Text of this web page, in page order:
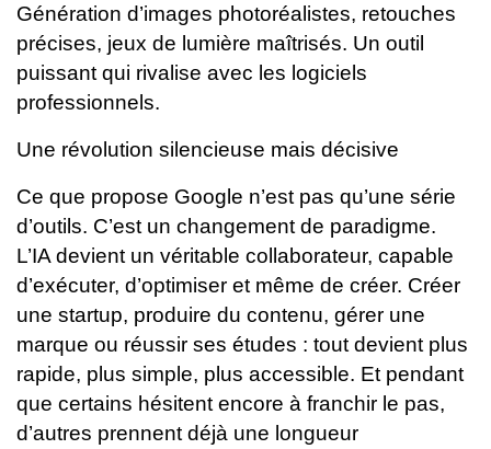
Génération d’images photoréalistes, retouches
précises, jeux de lumière maîtrisés. Un outil
puissant qui rivalise avec les logiciels
professionnels.
Une révolution silencieuse mais décisive
Ce que propose Google n’est pas qu’une série
d’outils. C’est un changement de paradigme.
L’IA devient un véritable collaborateur, capable
d’exécuter, d’optimiser et même de créer. Créer
une startup, produire du contenu, gérer une
marque ou réussir ses études : tout devient plus
rapide, plus simple, plus accessible. Et pendant
que certains hésitent encore à franchir le pas,
d’autres prennent déjà une longueur